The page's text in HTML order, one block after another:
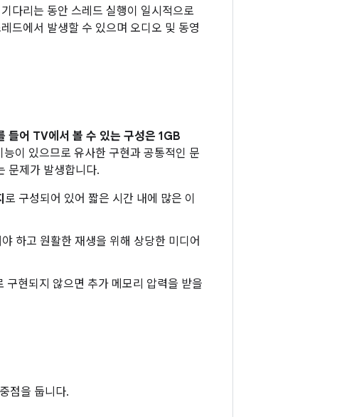
다리는 동안 스레드 실행이 일시적으로
드에서 발생할 수 있으며 오디오 및 동영
들어 TV에서 볼 수 있는 구성은 1GB
이 있으므로 유사한 구현과 공통적인 문
문제가 발생합니다.
로 구성되어 있어 짧은 시간 내에 많은 이
하고 원활한 재생을 위해 상당한 미디어
현되지 않으면 추가 메모리 압력을 받을
점을 둡니다.